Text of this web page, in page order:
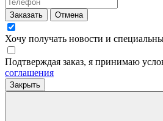
Заказать Отмена
Хочу получать новости и
Подтверждая заказ, я принимаю
соглашения
Закрыть